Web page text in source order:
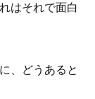
はそれで面白
、どうあると